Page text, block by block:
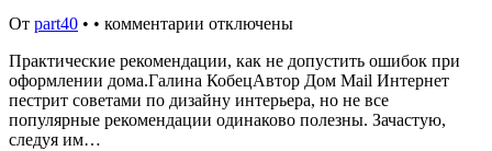
От part40 • • комментарии отключены
Практические рекомендации, как не допустить ошибок при
оформлении дома.Галина КобецАвтор Дом Mail Интернет
пестрит советами по дизайну интерьера, но не все
популярные рекомендации одинаково полезны. Зачастую,
следуя им…